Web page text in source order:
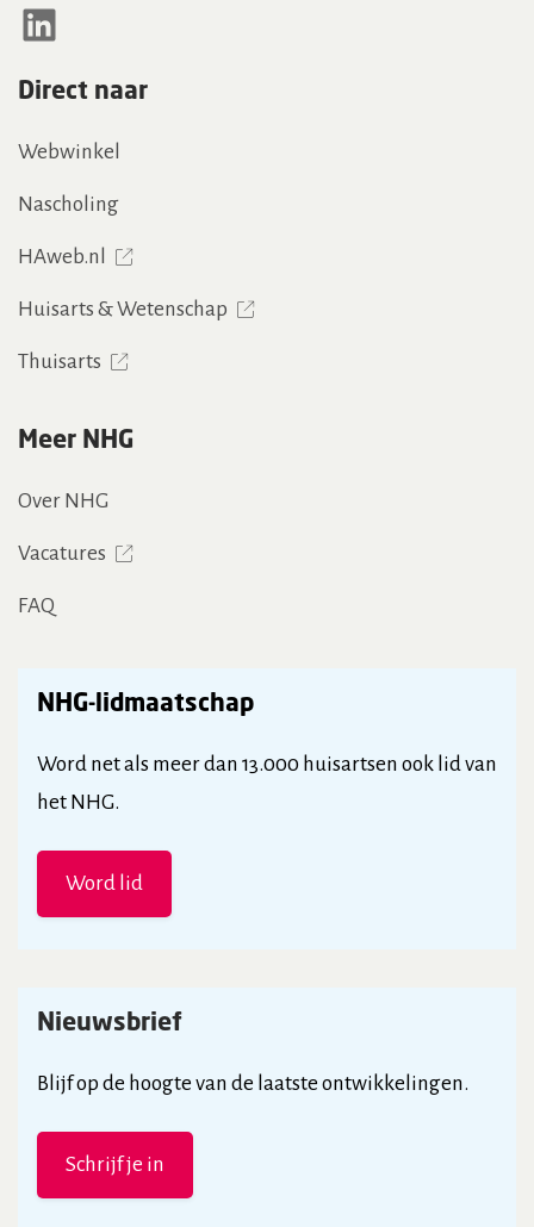
LinkedIn
Direct naar
Webwinkel
Nascholing
HAweb.nl
Huisarts & Wetenschap
Thuisarts
Meer NHG
Over NHG
Vacatures
FAQ
NHG-lidmaatschap
Word net als meer dan 13.000 huisartsen ook lid van
het NHG.
Word lid
Nieuwsbrief
Blijf op de hoogte van de laatste ontwikkelingen.
Schrijf je in